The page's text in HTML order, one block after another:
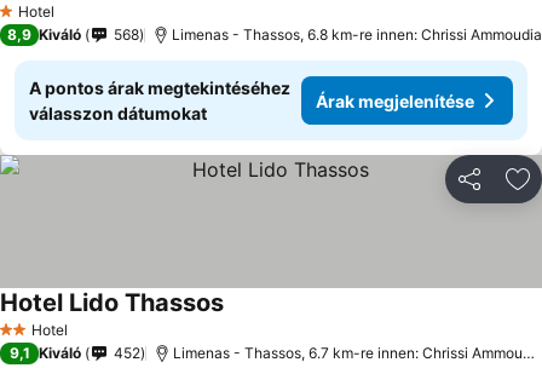
1 Kategória
Hotel
8,9 Kiváló 568 Limenas - Thassos, 6.8 km-re innen: Chrissi Ammoudia
A pontos árak megtekintéséhez
válasszon dátumokat
Árak megjelenítése
2 Kategória
Hotel
Hotel Lido Thassos
9,1 Kiváló 452 Limenas - Thassos, 6.7 km-re innen: Chrissi Ammoudia